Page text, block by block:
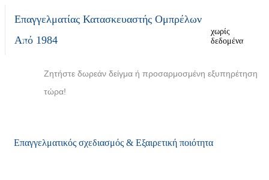
Επαγγελματίας Κατασκευαστής Ομπρέλων
Από 1984
Ζητήστε δωρεάν δείγμα ή προσαρμοσμένη εξυπηρέτηση
τώρα!
χωρίς
δεδομένα
Επαγγελματικός σχεδιασμός & Εξαιρετική ποιότητα